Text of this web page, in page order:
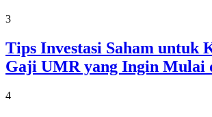
3
Tips Investasi Saham untuk
Gaji UMR yang Ingin Mulai
4